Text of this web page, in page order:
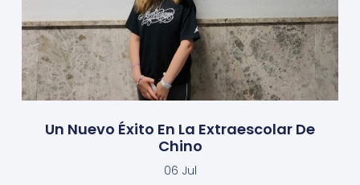
Un Nuevo Éxito En La Extraescolar De
Chino
06 Jul